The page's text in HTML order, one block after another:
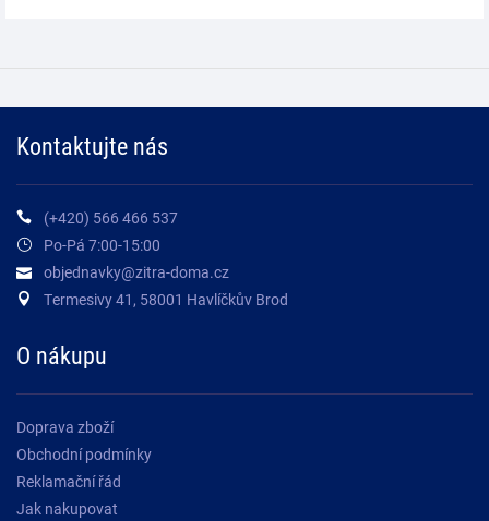
Kontaktujte nás
(+420) 566 466 537
Po-Pá 7:00-15:00
objednavky@zitra-doma.cz
Termesivy 41, 58001 Havlíčkův Brod
O nákupu
Doprava zboží
Obchodní podmínky
Reklamační řád
Jak nakupovat